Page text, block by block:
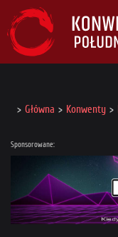
Główna Konwenty
Sponsorowane: